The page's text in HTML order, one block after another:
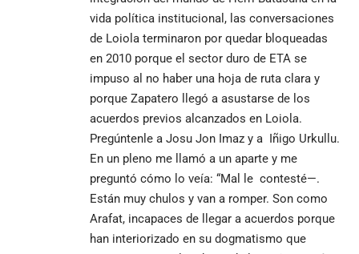
vida política institucional, las conversaciones
de Loiola terminaron por quedar bloqueadas
en 2010 porque el sector duro de ETA se
impuso al no haber una hoja de ruta clara y
porque Zapatero llegó a asustarse de los
acuerdos previos alcanzados en Loiola.
Pregúntenle a Josu Jon Imaz y a Iñigo Urkullu.
En un pleno me llamó a un aparte y me
preguntó cómo lo veía: “Mal le contesté—.
Están muy chulos y van a romper. Son como
Arafat, incapaces de llegar a acuerdos porque
han interiorizado en su dogmatismo que